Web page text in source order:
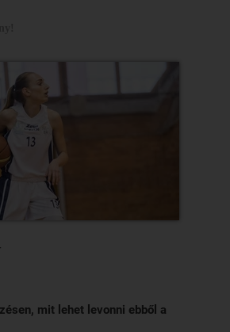
mit lehet levonni ebből a